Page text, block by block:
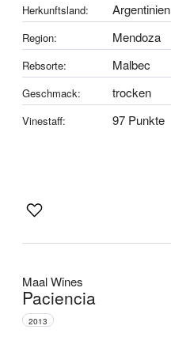
Herkunftsland: Argentinien
Region: Mendoza
Rebsorte: Malbec
Geschmack: trocken
Vinestaff: 97 Punkte
Maal Wines
Paciencia
2013